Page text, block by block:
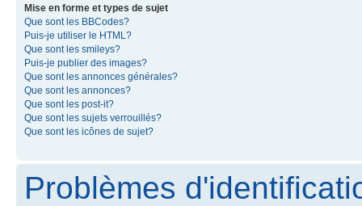
Mise en forme et types de sujet
Que sont les BBCodes?
Puis-je utiliser le HTML?
Que sont les smileys?
Puis-je publier des images?
Que sont les annonces générales?
Que sont les annonces?
Que sont les post-it?
Que sont les sujets verrouillés?
Que sont les icônes de sujet?
Problèmes